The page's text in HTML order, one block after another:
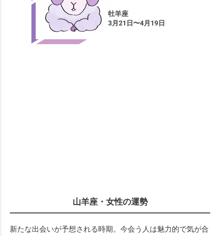
山羊座・女性の運勢
新たな出会いが予想される時期。今会う人は魅力的で気が合